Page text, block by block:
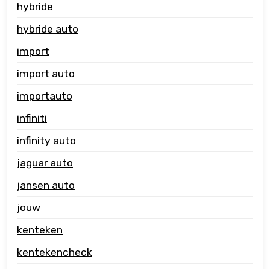
hybride
hybride auto
import
import auto
importauto
infiniti
infinity auto
jaguar auto
jansen auto
jouw
kenteken
kentekencheck